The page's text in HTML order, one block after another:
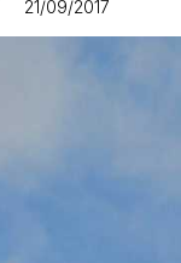
21/09/2017